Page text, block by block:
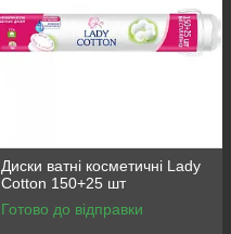
Диски ватні косметичнi Lady
Cotton 150+25 шт
Готово до відправки